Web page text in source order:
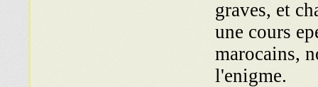
graves, et
une cours
marocains,
l'enigme.